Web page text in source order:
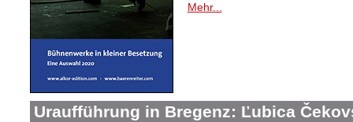
Mehr...
Uraufführung in Bregenz: Ľubica